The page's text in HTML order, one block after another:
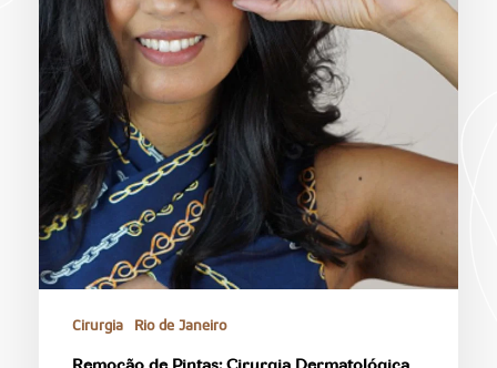
Cirurgia Rio de Janeiro